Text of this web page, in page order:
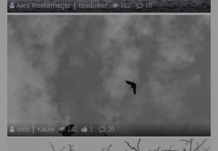
Alex Roetemeijer | Brilduiker 102 18
sieb | Kauw 145 1 20